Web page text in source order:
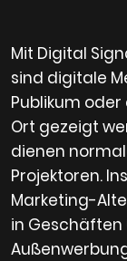
Mit Digital
sind digitale
Publikum
Ort gezeigt
dienen
Projektoren.
Marketing-
in Geschäften